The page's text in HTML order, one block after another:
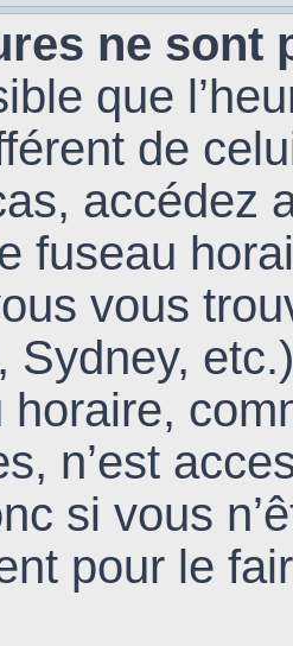
ne sont
que
de
accédez
fuseau
vous
Sydney,
horaire,
n’est
si vous
pour le